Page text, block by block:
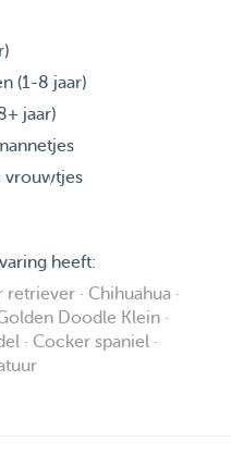
(1-8 jaar)
jaar)
vrouwtjes
heeft:
· Chihuahua ·
Doodle Klein ·
· Cocker spaniel ·